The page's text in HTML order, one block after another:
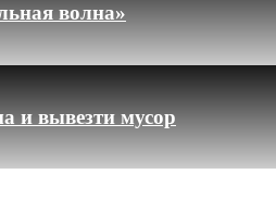
волна»
и вывезти мусор